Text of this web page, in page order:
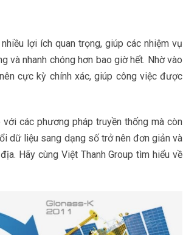
lợi ích quan trọng, giúp các nhiệm vụ
và nhanh chóng hơn bao giờ hết. Nhờ vào
cực kỳ chính xác, giúp công việc được
các phương pháp truyền thống mà còn
dữ liệu sang dạng số trở nên đơn giản và
Hãy cùng Việt Thanh Group tìm hiểu về